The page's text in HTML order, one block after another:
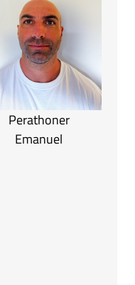
Perathoner
Emanuel